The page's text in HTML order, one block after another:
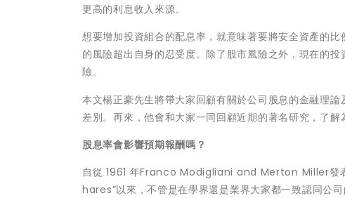
更高的利息收入來源。
想要增加投資組合的配息率，就意味著要將安全資產的
的風險超出自身的忍受度。除了股市風險之外，現在的
險。
本文楊正豪先生將帶大家回顧有關於公司股息的金融理
差別。再來，他會和大家一同回顧近期的著名研究，了
股息率會影響預期報酬嗎？
自從 1961 年Franco Modigliani and Merton Miller
hares”以來，不管是在學界還是業界大家都一致認同公司